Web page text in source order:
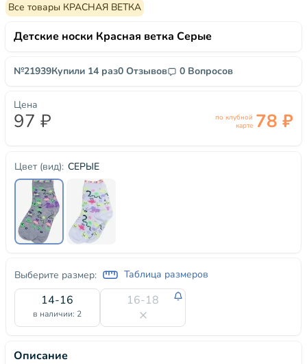
Все товары КРАСНАЯ ВЕТКА
Детские носки Красная ветка Серые
№21939Купили 14 раз0 Отзывов 0 Вопросов
Цвет (вид): СЕРЫЕ
Выберите размер: Таблица размеров
14-16
в наличии: 2
16-18
Цена
97 ₽
по клубной
карте 78 ₽
Описание